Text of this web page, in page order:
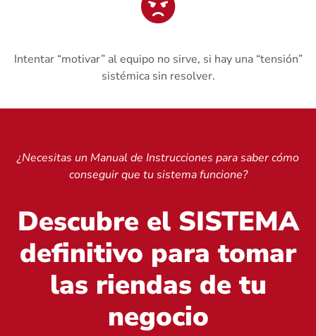
Intentar “motivar” al equipo no sirve, si hay una “tensión”
sistémica sin resolver.
¿Necesitas un Manual de Instrucciones para saber cómo
conseguir que tu sistema funcione?
Descubre el SISTEMA
definitivo para tomar
las riendas de tu
negocio